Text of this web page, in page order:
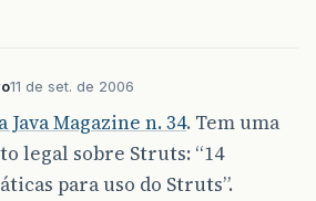
11 de set. de 2006
Java Magazine n. 34. Tem uma
legal sobre Struts: “14
para uso do Struts”.